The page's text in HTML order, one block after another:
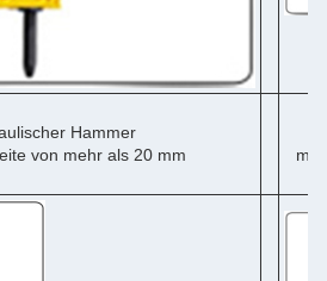
Hammer
von mehr als 20 mm
mit